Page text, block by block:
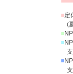
■定
(
■
■
支
■
支